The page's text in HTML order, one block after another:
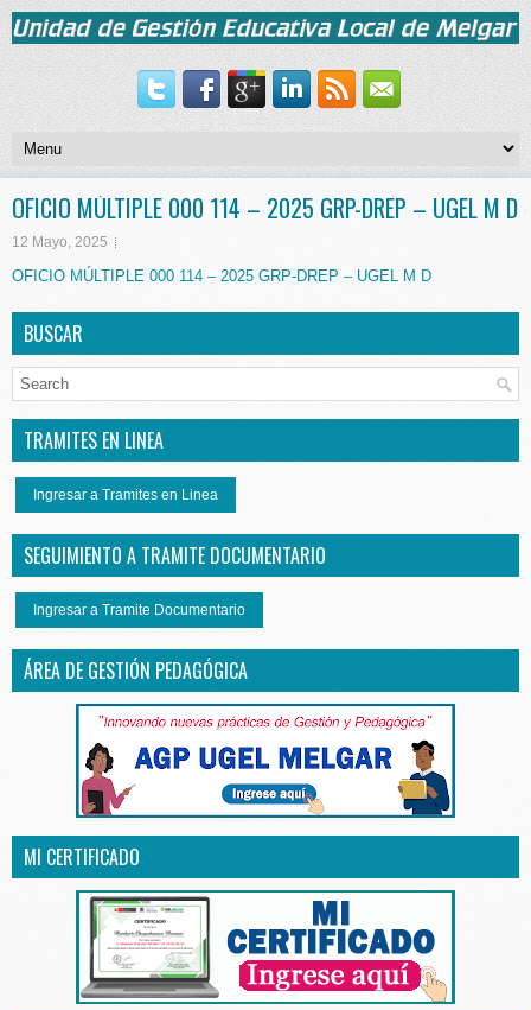
OFICIO MÚLTIPLE 000 114 – 2025 GRP-DREP – UGEL M D
12 Mayo, 2025
OFICIO MÚLTIPLE 000 114 – 2025 GRP-DREP – UGEL M D
BUSCAR
TRAMITES EN LINEA
Ingresar a Tramites en Linea
SEGUIMIENTO A TRAMITE DOCUMENTARIO
Ingresar a Tramite Documentario
ÁREA DE GESTIÓN PEDAGÓGICA
MI CERTIFICADO